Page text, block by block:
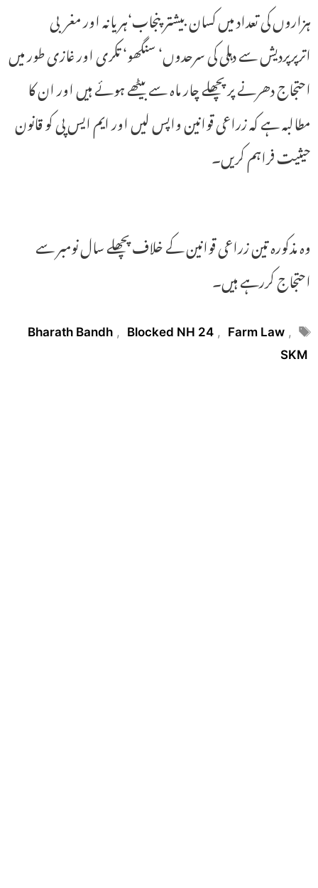
ہزاروں کی تعداد میں کسان بیشتر پنجاب‘ہریانہ اور مغربی
اترپرپردیش سے دہلی کی سرحدوں‘ سنگھو‘ تکری اور غازی طور میں
احتجاج دھرنے پر پچھلے چار ماہ سے بیٹھے ہوئے ہیں اور ان کا
مطالبہ ہے کہ زراعی قوانین واپس لیں اور ایم ایس پی کو قانون
حیثیت فراہم کریں۔
وہ مذکورہ تین زراعی قوانین کے خلاف پچھلے سال نومبر سے
احتجاج کررہے ہیں۔
Tags
Bharath Bandh , Blocked NH 24 , Farm Law ,
SKM